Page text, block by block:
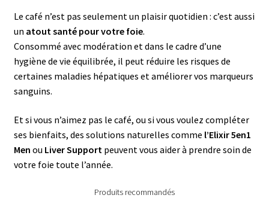
Le café n’est pas seulement un plaisir quotidien : c’est aussi
un atout santé pour votre foie.
Consommé avec modération et dans le cadre d’une
hygiène de vie équilibrée, il peut réduire les risques de
certaines maladies hépatiques et améliorer vos marqueurs
sanguins.
Et si vous n’aimez pas le café, ou si vous voulez compléter
ses bienfaits, des solutions naturelles comme l’Elixir 5en1
Men ou Liver Support peuvent vous aider à prendre soin de
votre foie toute l’année.
Produits recommandés